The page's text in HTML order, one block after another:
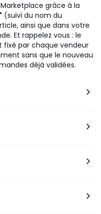
grâce à la
(suivi du nom du
ainsi que dans votre
Et rappelez vous : le
fixé par chaque vendeur
sans que le nouveau
déjà validées.